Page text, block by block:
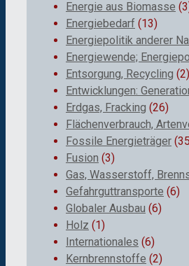
Energie aus Biomasse
Energiebedarf (13)
Energiepolitik anderer
Energiewende;
Entsorgung, Recycling (2)
Entwicklungen:
Erdgas, Fracking (26)
Flächenverbrauch,
Fossile Energieträger
Fusion (3)
Gas, Wasserstoff,
Gefahrguttransporte (6)
Globaler Ausbau (6)
Holz (1)
Internationales (6)
Kernbrennstoffe (2)